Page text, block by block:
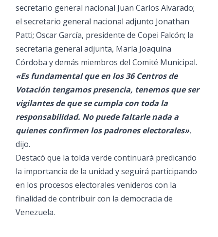
secretario general nacional Juan Carlos Alvarado;
el secretario general nacional adjunto Jonathan
Patti; Oscar García, presidente de Copei Falcón; la
secretaria general adjunta, María Joaquina
Córdoba y demás miembros del Comité Municipal.
«Es fundamental que en los 36 Centros de
Votación tengamos presencia, tenemos que ser
vigilantes de que se cumpla con toda la
responsabilidad. No puede faltarle nada a
quienes confirmen los padrones electorales»,
dijo.
Destacó que la tolda verde continuará predicando
la importancia de la unidad y seguirá participando
en los procesos electorales venideros con la
finalidad de contribuir con la democracia de
Venezuela.